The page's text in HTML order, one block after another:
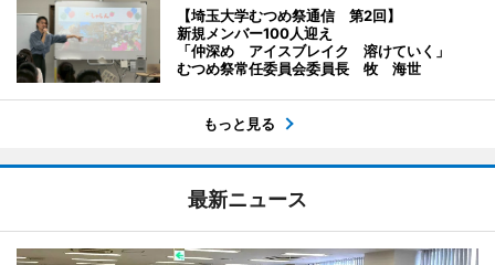
【埼玉大学むつめ祭通信 第2回】
新規メンバー100人迎え
「仲深め アイスブレイク 溶けていく」
むつめ祭常任委員会委員長 牧 海世
もっと見る
最新ニュース